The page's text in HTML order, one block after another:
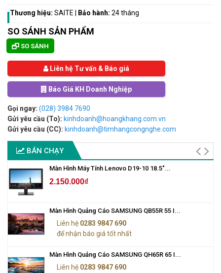
Thương hiệu: SAITE Bảo hành: 24 tháng
SO SÁNH SẢN PHẨM
SO SÁNH
Liên hệ Tư vấn & Báo giá
Báo Giá KH Doanh Nghiệp
Gọi ngay: (028) 3984 7690
Gửi yêu cầu (To): kinhdoanh@hoangkhang.com.vn
Gửi yêu cầu (CC): kinhdoanh@timhangcongnghe.com
BÁN CHẠY
Màn Hình Máy Tính Lenovo D19-10 18.5"...
2.150.000₫
Màn Hình Quảng Cáo SAMSUNG QB55R 55 I...
Liên hệ 0283 9847 690
để nhận báo giá tốt nhất
Màn Hình Quảng Cáo SAMSUNG QH65R 65 I...
Liên hệ 0283 9847 690